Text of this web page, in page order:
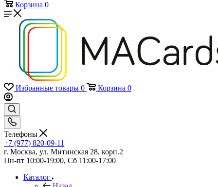
Корзина 0
Избранные товары 0 Корзина 0
Телефоны
+7 (977) 820-09-11
г. Москва, ул. Митинская 28, корп.2
Пн-пт 10:00-19:00, Сб 11:00-17:00
Каталог